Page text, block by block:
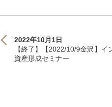
2022年10月1日
【終了】【2022/10/9金沢】イ
資産形成セミナー